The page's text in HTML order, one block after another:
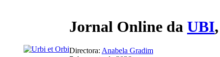
Jornal Online da UBI
Directora: Anabela Gradim